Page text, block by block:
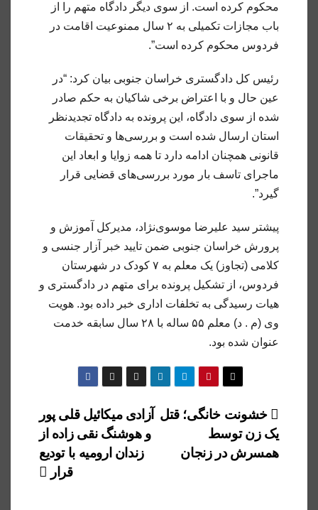
محکوم کرده است. از سوی دیگر دادگاه متهم را از
باب مجازات تکمیلی به ۲ سال ممنوعیت اقامت در
فردوس محکوم کرده است”.
رئیس کل دادگستری خراسان جنوبی بیان کرد: “در
عین حال و با اعتراض برخی شاکیان به حکم صادر
شده از سوی دادگاه، این پرونده به دادگاه تجدیدنظر
استان ارسال شده است و بررسی‌ها و تحقیقات
قانونی همچنان ادامه دارد تا همه زوایا و ابعاد این
ماجرای تاسف بار مورد بررسی‌های قضایی قرار
گیرد”.
پیشتر سید علیرضا موسوی‌نژاد، مدیرکل آموزش و
پرورش خراسان جنوبی ضمن تایید خبر آزار جنسی و
کلامی (تجاوز) یک معلم به ۷ کودک در شهرستان
فردوس، از تشکیل پرونده برای متهم در دادگستری و
هیات رسیدگی به تخلفات اداری خبر داده بود. هویت
وی (م . د) معلم ۵۵ ساله با ۲۸ سال سابقه خدمت
عنوان شده بود.
راهبری
نوشته
آزادی میکائیل قلی پور
و هوشنگ نقی زاده از
زندان ارومیه با تودیع
قرار
خشونت خانگی؛ قتل
یک زن توسط
همسرش در زنجان